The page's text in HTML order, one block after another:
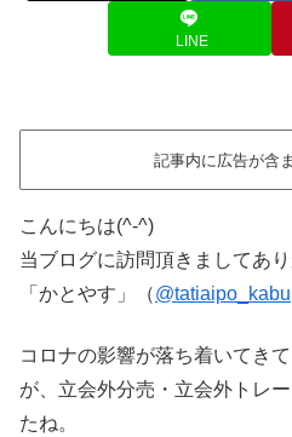
LINE
記事内に広告が含
こんにちは(^-^)
当ブログに訪問頂きましてあ
「かとやす」（@tatiaipo_kabu
コロナの影響が落ち着いてき
が、立会外分売・立会外トレ
たね。